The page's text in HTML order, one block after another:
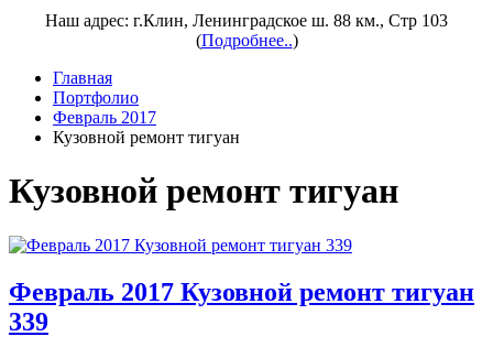
Наш адрес: г.Клин, Ленинградское ш. 88 км., Стр 103
(Подробнее..)
Главная
Портфолио
Февраль 2017
Кузовной ремонт тигуан
Кузовной ремонт тигуан
Февраль 2017 Кузовной ремонт тигуан
339